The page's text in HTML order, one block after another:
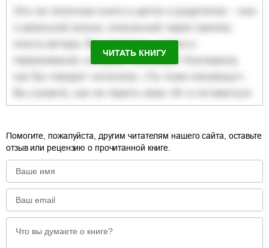
ЧИТАТЬ КНИГУ
Помогите, пожалуйста, другим читателям нашего сайта, оставьте
отзыв или рецензию о прочитанной книге.